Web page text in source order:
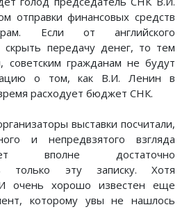
отправки финансовых средств
Если от английского
скрыть передачу денег, то тем
гражданам не будут
о том, как В.И. Ленин в
расходует бюджет СНК.
выставки посчитали,
и непредвзятого взгляда
вполне достаточно
только эту записку. Хотя
очень хорошо известен еще
которому увы не нашлось